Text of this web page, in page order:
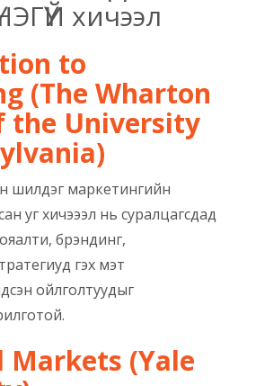
хичээл
to
(The Wharton
the University
шилдэг маркетингийн
уг хичэээл нь суралцагсдад
брэндинг,
гэх мэт
ойлголтуудыг
Markets (Yale